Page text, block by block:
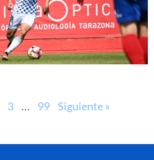
3 … 99 Siguiente »